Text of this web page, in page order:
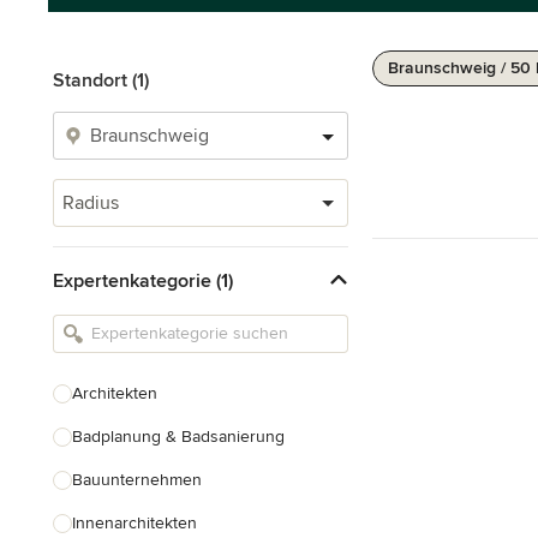
Standort (1)
Radius
Expertenkategorie (1)
Architekten
Badplanung & Badsanierung
Bauunternehmen
Innenarchitekten
Braunschweig / 50